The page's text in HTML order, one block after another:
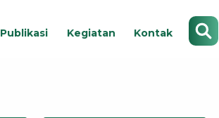
Publikasi Kegiatan Kontak
Search